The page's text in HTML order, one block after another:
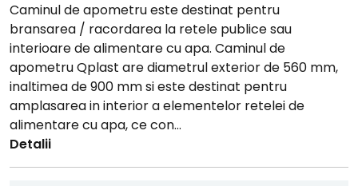
Caminul de apometru este destinat pentru
bransarea / racordarea la retele publice sau
interioare de alimentare cu apa. Caminul de
apometru Qplast are diametrul exterior de 560 mm,
inaltimea de 900 mm si este destinat pentru
amplasarea in interior a elementelor retelei de
alimentare cu apa, ce con...
Detalii